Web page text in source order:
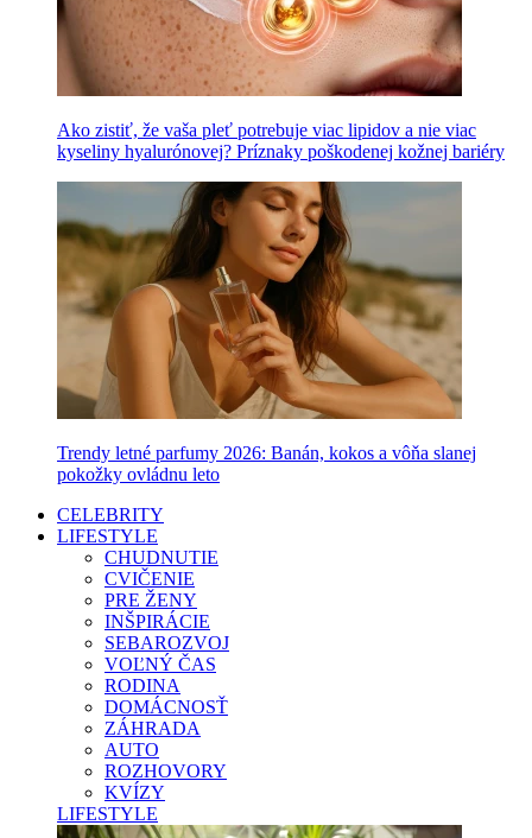
Ako zistiť, že vaša pleť potrebuje viac lipidov a nie viac
kyseliny hyalurónovej? Príznaky poškodenej kožnej bariéry
Trendy letné parfumy 2026: Banán, kokos a vôňa slanej
pokožky ovládnu leto
CELEBRITY
LIFESTYLE
CHUDNUTIE
CVIČENIE
PRE ŽENY
INŠPIRÁCIE
SEBAROZVOJ
VOĽNÝ ČAS
RODINA
DOMÁCNOSŤ
ZÁHRADA
AUTO
ROZHOVORY
KVÍZY
LIFESTYLE